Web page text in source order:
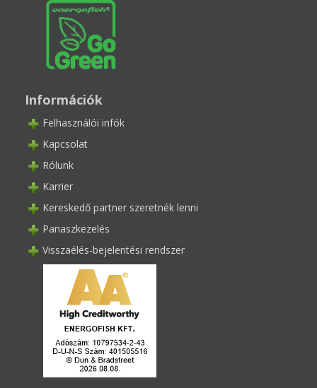
Információk
Felhasználói infók
Kapcsolat
Rólunk
Karrier
Kereskedő partner szeretnék lenni
Panaszkezelés
Visszaélés-bejelentési rendszer